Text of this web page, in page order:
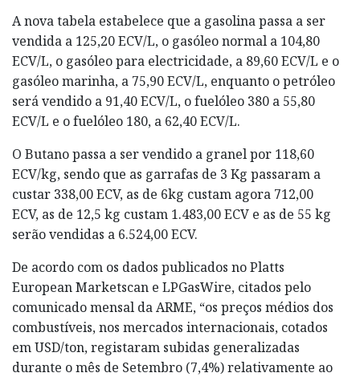
A nova tabela estabelece que a gasolina passa a ser
vendida a 125,20 ECV/L, o gasóleo normal a 104,80
ECV/L, o gasóleo para electricidade, a 89,60 ECV/L e o
gasóleo marinha, a 75,90 ECV/L, enquanto o petróleo
será vendido a 91,40 ECV/L, o fuelóleo 380 a 55,80
ECV/L e o fuelóleo 180, a 62,40 ECV/L.
O Butano passa a ser vendido a granel por 118,60
ECV/kg, sendo que as garrafas de 3 Kg passaram a
custar 338,00 ECV, as de 6kg custam agora 712,00
ECV, as de 12,5 kg custam 1.483,00 ECV e as de 55 kg
serão vendidas a 6.524,00 ECV.
De acordo com os dados publicados no Platts
European Marketscan e LPGasWire, citados pelo
comunicado mensal da ARME, “os preços médios dos
combustíveis, nos mercados internacionais, cotados
em USD/ton, registaram subidas generalizadas
durante o mês de Setembro (7,4%) relativamente ao